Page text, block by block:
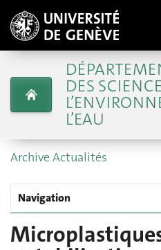
DES
L’EAU
Archive Actualités
Navigation